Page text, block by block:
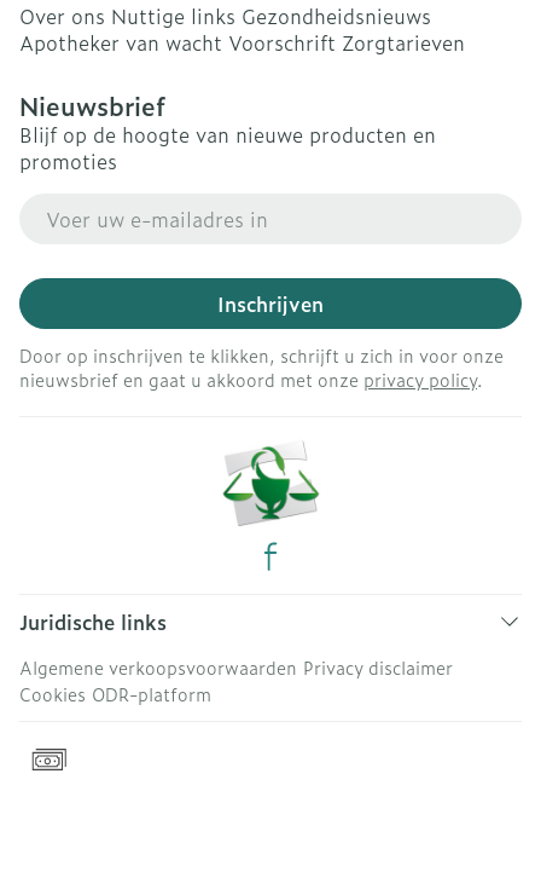
Over ons Nuttige links Gezondheidsnieuws
Apotheker van wacht Voorschrift Zorgtarieven
Nieuwsbrief
Blijf op de hoogte van nieuwe producten en
promoties
Inschrijven
Door op inschrijven te klikken, schrijft u zich in voor onze
nieuwsbrief en gaat u akkoord met onze privacy policy.
Juridische links
Algemene verkoopsvoorwaarden Privacy disclaimer
Cookies ODR-platform